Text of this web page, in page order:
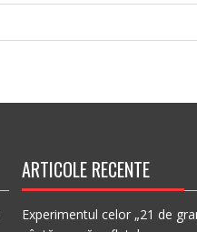
ARTICOLE RECENTE
Experimentul celor „21 de